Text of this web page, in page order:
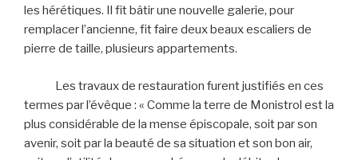
les hérétiques. Il fit bâtir une nouvelle galerie, pour
remplacer l’ancienne, fit faire deux beaux escaliers de
pierre de taille, plusieurs appartements.
Les travaux de restauration furent justifiés en ces
termes par l’évêque : « Comme la terre de Monistrol est la
plus considérable de la mense épiscopale, soit par son
avenir, soit par la beauté de sa situation et son bon air,